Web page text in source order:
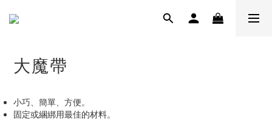
大魔帶
小巧、簡單、方便。
固定或綑綁用最佳的材料。